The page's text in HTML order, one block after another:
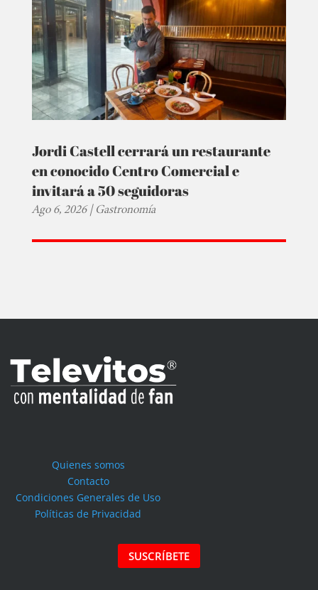
Jordi Castell cerrará un restaurante
en conocido Centro Comercial e
invitará a 50 seguidoras
Ago 6, 2026|Gastronomía
Quienes somos
Contacto
Condiciones Generales de Uso
Políticas de Privacidad
SUSCRÍBETE